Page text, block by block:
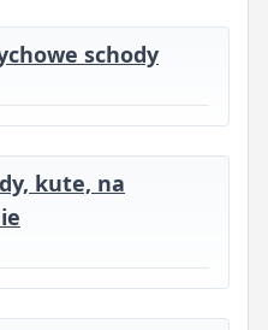
schody
kute, na